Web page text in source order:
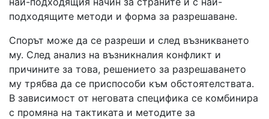
подходящите методи и форма за разрешаване.
Спорът може да се разреши и след възникването
му. След анализ на възникналия конфликт и
причините за това, решението за разрешаването
му трябва да се приспособи към обстоятелствата.
В зависимост от неговата специфика се комбинира
с промяна на тактиката и методите за